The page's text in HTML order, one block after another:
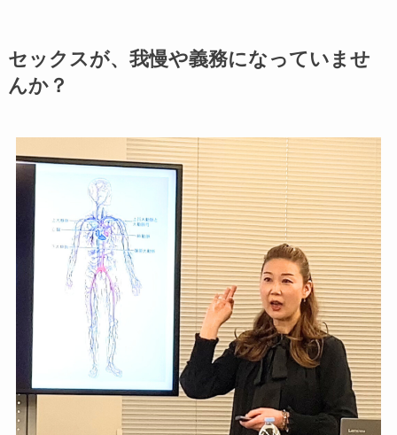
セックスが、我慢や義務になっていませ
んか？